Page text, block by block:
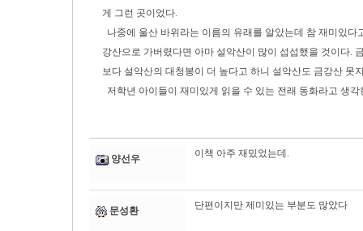
게 그런 곳이었다.
나중에 울산 바위라는 이름의 유래를 알았는데 참 재미있
강산으로 가버렸다면 아마 설악산이 많이 섭섭했을 것이다.
보다 설악산의 대청봉이 더 높다고 하니 설악산도 금강산 못
저학년 아이들이 재미있게 읽을 수 있는 전래 동화라고 생각
양선우 이책 아주 재밌었는데.
문성환 단편이지만 제미있는 부분도 많았다